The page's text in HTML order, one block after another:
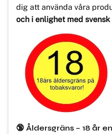
dig att använda våra
och i enlighet med
🔞 Åldersgräns – 18 år